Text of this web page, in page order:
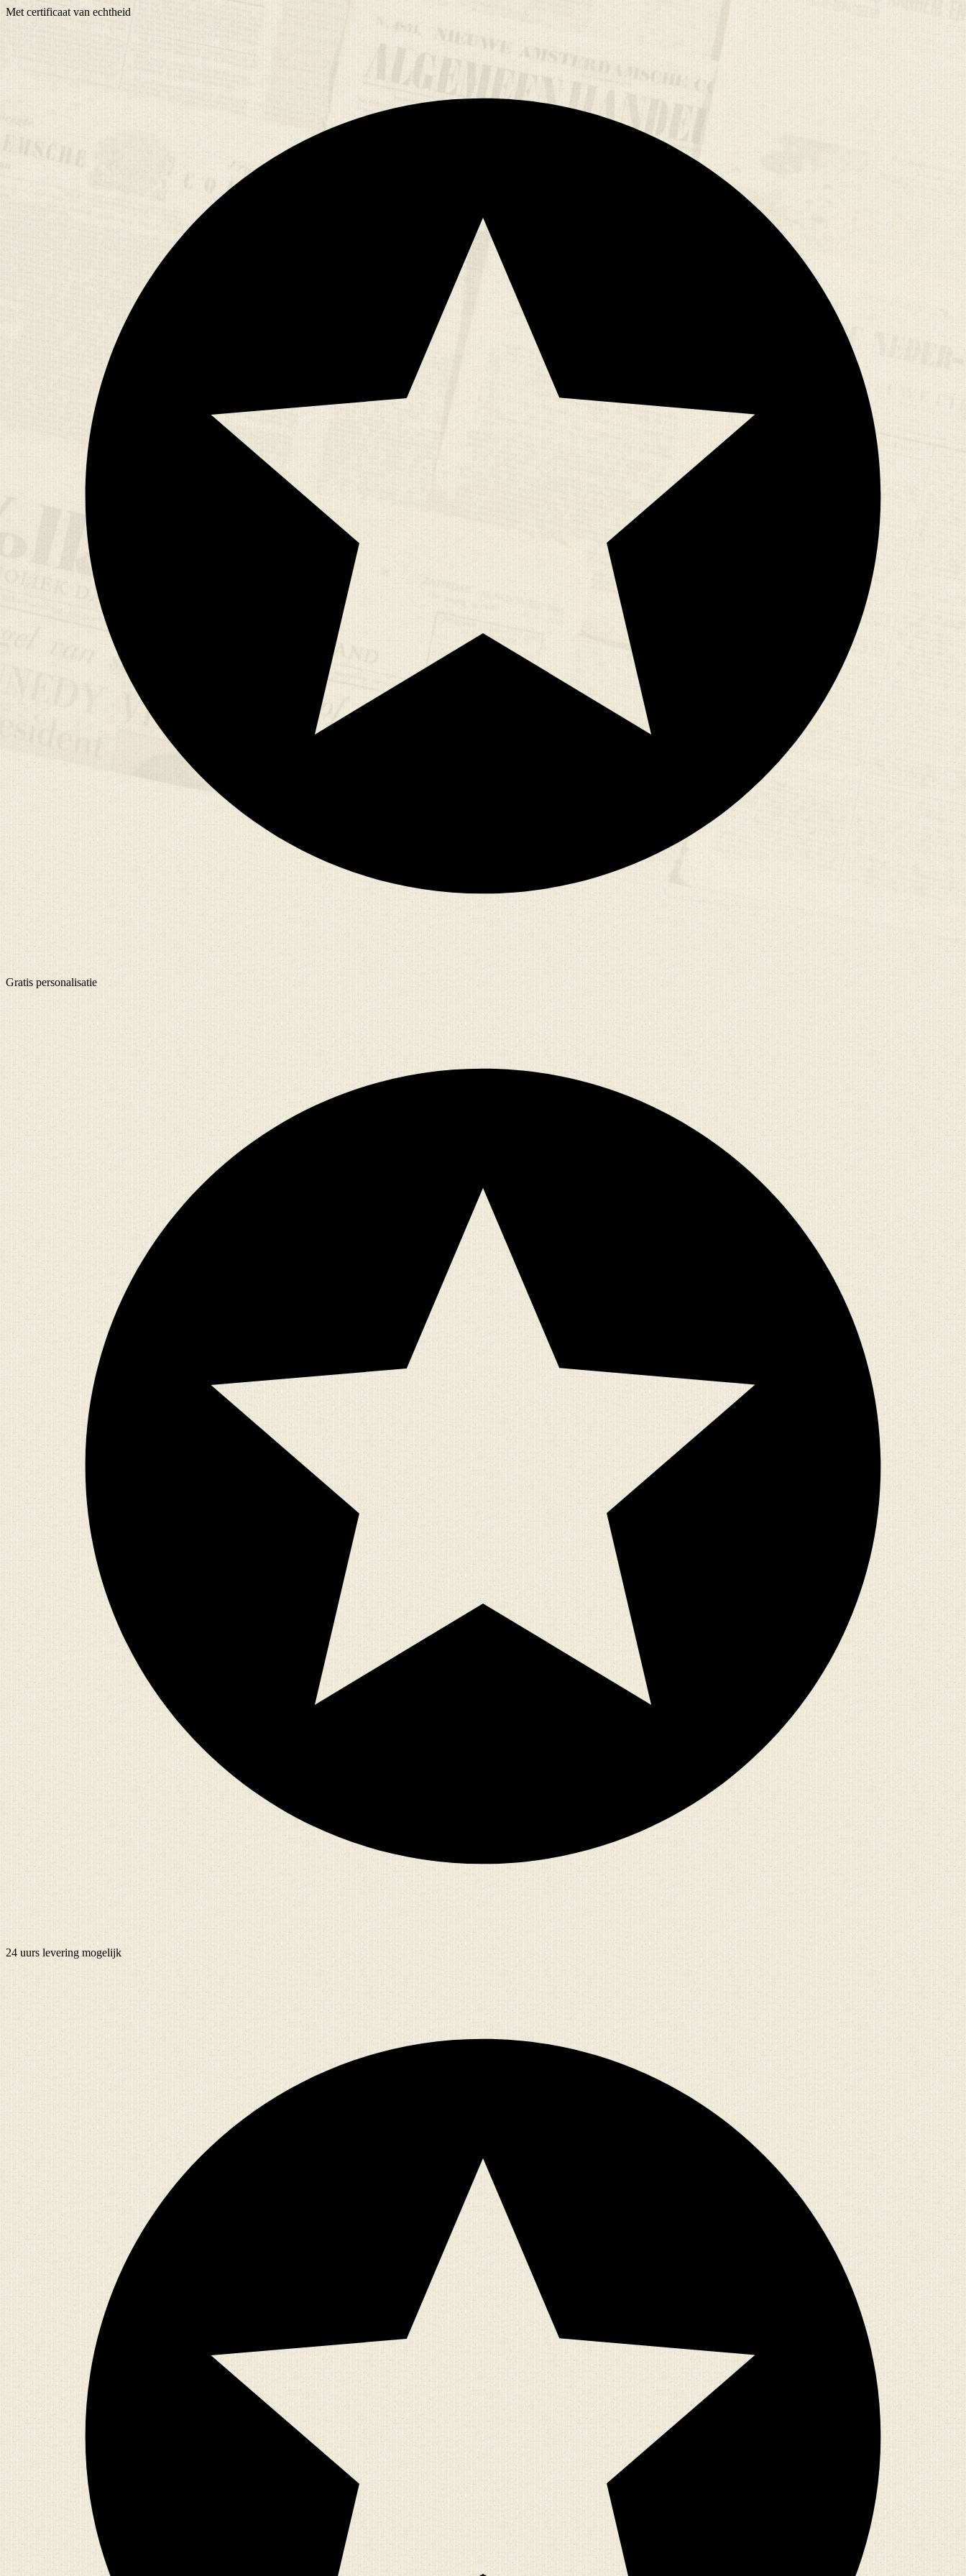
Met certificaat van echtheid
Gratis personalisatie
24 uurs levering mogelijk